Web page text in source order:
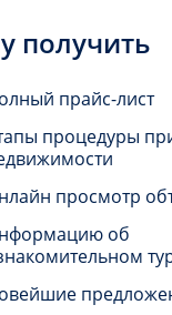
получить
прайс-лист
процедуры
просмотр
об